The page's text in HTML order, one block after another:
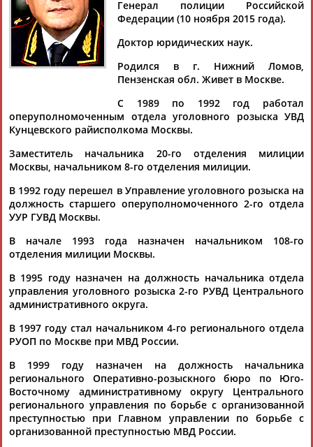
Аслаудин
АБАЕВ
Елена
АБАИМОВА
Мария
АБАКУМОВА
Юлия
АБАЛАКИНА
Дмитрий
Тамилла
Рамазан
Флюра
АББАТЕ-
БУЛАТОВА
Татьяна
АББЯСОВА
Акжана
Артур
Генерал полиции Российской
Федерации (10 ноября 2015 года).
Доктор юридических наук.
Родился в г. Нижний Ломов,
Пензенская обл. Живет в Москве.
С 1989 по 1992 год работал
оперуполномоченным отдела уголовного розыска УВД
Кунцевского райисполкома Москвы.
Заместитель начальника 20-го отделения милиции
Москвы, начальником 8-го отделения милиции.
В 1992 году перешел в Управление уголовного розыска на
должность старшего оперуполномоченного 2-го отдела
УУР ГУВД Москвы.
В начале 1993 года назначен начальником 108-го
отделения милиции Москвы.
В 1995 году назначен на должность начальника отдела
управления уголовного розыска 2-го РУВД Центрального
административного округа.
В 1997 году стал начальником 4-го регионального отдела
РУОП по Москве при МВД России.
В 1999 году назначен на должность начальника
регионального Оперативно-розыскного бюро по Юго-
Восточному административному округу Центрального
регионального управления по борьбе с организованной
преступностью при Главном управлении по борьбе с
организованной преступностью МВД России.